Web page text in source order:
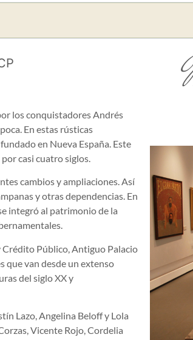
los conquistadores Andrés
En estas rústicas
en Nueva España. Este
casi cuatro siglos.
cambios y ampliaciones. Así
y otras dependencias. En
integró al patrimonio de la
Crédito Público, Antiguo Palacio
que van desde un extenso
del siglo XX y
Lazo, Angelina Beloff y Lola
Vicente Rojo, Cordelia